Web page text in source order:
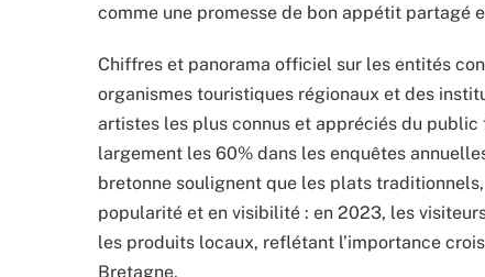
comme une promesse de bon appétit partagé
Chiffres et panorama officiel sur les entités
organismes touristiques régionaux et des
artistes les plus connus et appréciés du
largement les 60% dans les enquêtes
bretonne soulignent que les plats
popularité et en visibilité : en 2023, les
les produits locaux, reflétant l’importance
Bretagne.